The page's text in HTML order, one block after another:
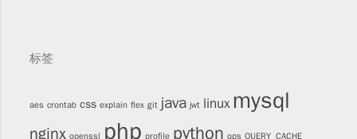
标签
aes crontab css explain flex git java jwt linux mysql
nginx openssl php profile python qps QUERY_CACHE